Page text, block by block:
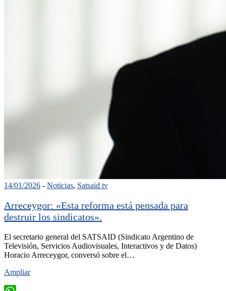
14/01/2026 - Noticias, Satsaid tv
Arreceygor: «Esta reforma está pensada para
destruir los sindicatos».
El secretario general del SATSAID (Sindicato Argentino de
Televisión, Servicios Audiovisuales, Interactivos y de Datos)
Horacio Arreceygor, conversó sobre el…
Ampliar